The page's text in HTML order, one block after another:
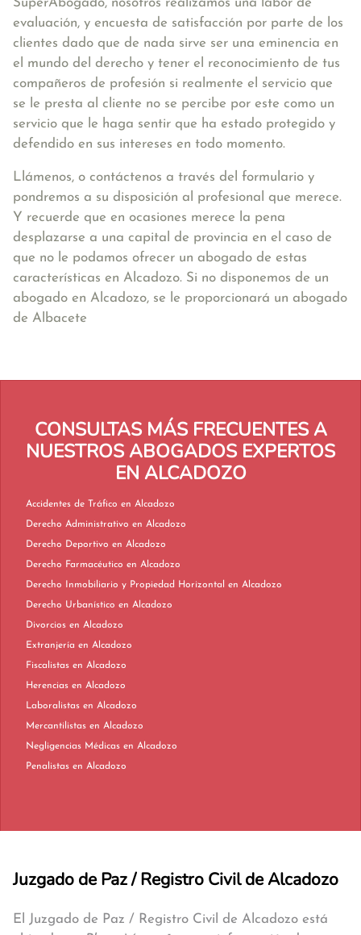
SuperAbogado, nosotros realizamos una labor de
evaluación, y encuesta de satisfacción por parte de los
clientes dado que de nada sirve ser una eminencia en
el mundo del derecho y tener el reconocimiento de tus
compañeros de profesión si realmente el servicio que
se le presta al cliente no se percibe por este como un
servicio que le haga sentir que ha estado protegido y
defendido en sus intereses en todo momento.
Llámenos, o contáctenos a través del formulario y
pondremos a su disposición al profesional que merece.
Y recuerde que en ocasiones merece la pena
desplazarse a una capital de provincia en el caso de
que no le podamos ofrecer un abogado de estas
características en Alcadozo. Si no disponemos de un
abogado en Alcadozo, se le proporcionará un abogado
de Albacete
CONSULTAS MÁS FRECUENTES A
NUESTROS ABOGADOS EXPERTOS
EN ALCADOZO
Accidentes de Tráfico en Alcadozo
Derecho Administrativo en Alcadozo
Derecho Deportivo en Alcadozo
Derecho Farmacéutico en Alcadozo
Derecho Inmobiliario y Propiedad Horizontal en Alcadozo
Derecho Urbanístico en Alcadozo
Divorcios en Alcadozo
Extranjería en Alcadozo
Fiscalistas en Alcadozo
Herencias en Alcadozo
Laboralistas en Alcadozo
Mercantilistas en Alcadozo
Negligencias Médicas en Alcadozo
Penalistas en Alcadozo
Juzgado de Paz / Registro Civil de Alcadozo
El Juzgado de Paz / Registro Civil de Alcadozo está